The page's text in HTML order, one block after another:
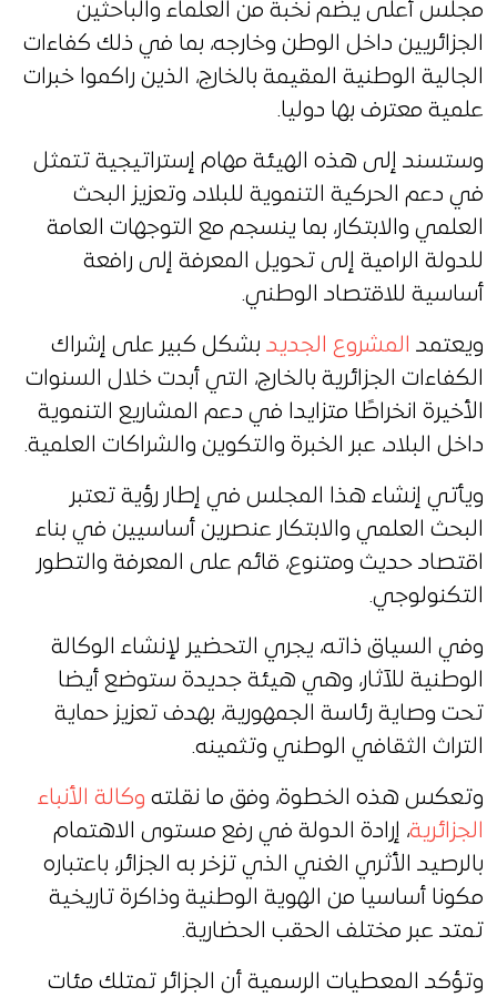
مجلس أعلى يضم نخبة من العلماء والباحثين
الجزائريين داخل الوطن وخارجه، بما في ذلك كفاءات
الجالية الوطنية المقيمة بالخارج، الذين راكموا خبرات
علمية معترف بها دوليا.
وستسند إلى هذه الهيئة مهام إستراتيجية تتمثل
في دعم الحركية التنموية للبلاد، وتعزيز البحث
العلمي والابتكار، بما ينسجم مع التوجهات العامة
للدولة الرامية إلى تحويل المعرفة إلى رافعة
أساسية للاقتصاد الوطني.
ويعتمد المشروع الجديد بشكل كبير على إشراك
الكفاءات الجزائرية بالخارج، التي أبدت خلال السنوات
الأخيرة انخراطًا متزايدا في دعم المشاريع التنموية
داخل البلاد، عبر الخبرة والتكوين والشراكات العلمية.
ويأتي إنشاء هذا المجلس في إطار رؤية تعتبر
البحث العلمي والابتكار عنصرين أساسيين في بناء
اقتصاد حديث ومتنوع، قائم على المعرفة والتطور
التكنولوجي.
وفي السياق ذاته، يجري التحضير لإنشاء الوكالة
الوطنية للآثار، وهي هيئة جديدة ستوضع أيضا
تحت وصاية رئاسة الجمهورية، بهدف تعزيز حماية
التراث الثقافي الوطني وتثمينه.
وتعكس هذه الخطوة، وفق ما نقلته وكالة الأنباء
الجزائرية، إرادة الدولة في رفع مستوى الاهتمام
بالرصيد الأثري الغني الذي تزخر به الجزائر، باعتباره
مكونا أساسيا من الهوية الوطنية وذاكرة تاريخية
تمتد عبر مختلف الحقب الحضارية.
وتؤكد المعطيات الرسمية أن الجزائر تمتلك مئات